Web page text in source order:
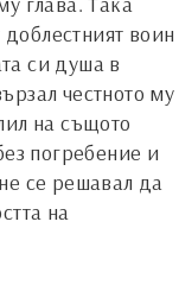
воин
си душа в
честното му
на същото
погребение и
се решавал да
на